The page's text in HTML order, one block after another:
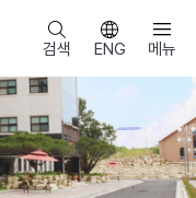
검색 ENG 메뉴